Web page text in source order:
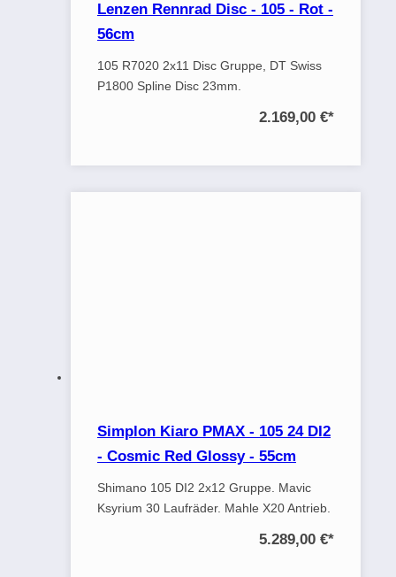
Lenzen Rennrad Disc - 105 - Rot -
56cm
105 R7020 2x11 Disc Gruppe, DT Swiss
P1800 Spline Disc 23mm.
2.169,00 €*
Simplon Kiaro PMAX - 105 24 DI2
- Cosmic Red Glossy - 55cm
Shimano 105 DI2 2x12 Gruppe. Mavic
Ksyrium 30 Laufräder. Mahle X20 Antrieb.
5.289,00 €*